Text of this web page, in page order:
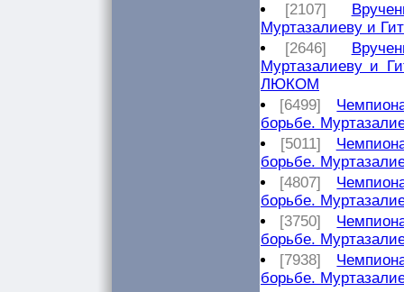
[2107]
Муртазалиеву и
[2646]
Муртазалиеву и
ЛЮКОМ
[6499]
борьбе.
[5011]
борьбе.
[4807]
борьбе.
[3750]
борьбе.
[7938]
борьбе.